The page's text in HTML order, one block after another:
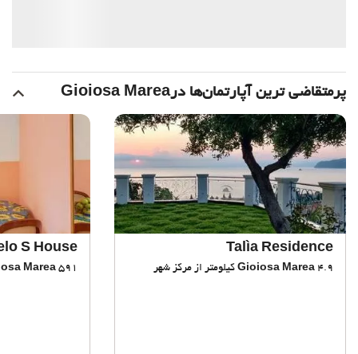
پرمتقاضی ترین آپارتمان‌‌ها درGioiosa Marea
Talìa Residence
Gioiosa Marea 4.9 کیلومتر از مرکز شهر
S House
Marea 591 متر از مرکز شهر